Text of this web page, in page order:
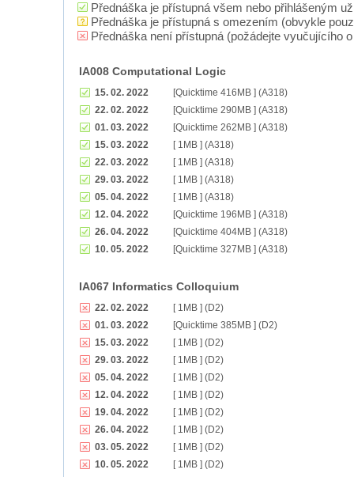
Přednáška je přístupná všem nebo přihlášeným
Přednáška je přístupná s omezením (obvykle
Přednáška není přístupná (požádejte vyučujícího
IA008 Computational Logic
15. 02. 2022
[Quicktime 416MB ] (A318)
22. 02. 2022
[Quicktime 290MB ] (A318)
01. 03. 2022
[Quicktime 262MB ] (A318)
15. 03. 2022
[ 1MB ] (A318)
22. 03. 2022
[ 1MB ] (A318)
29. 03. 2022
[ 1MB ] (A318)
05. 04. 2022
[ 1MB ] (A318)
12. 04. 2022
[Quicktime 196MB ] (A318)
26. 04. 2022
[Quicktime 404MB ] (A318)
10. 05. 2022
[Quicktime 327MB ] (A318)
IA067 Informatics Colloquium
22. 02. 2022
[ 1MB ] (D2)
01. 03. 2022
[Quicktime 385MB ] (D2)
15. 03. 2022
[ 1MB ] (D2)
29. 03. 2022
[ 1MB ] (D2)
05. 04. 2022
[ 1MB ] (D2)
12. 04. 2022
[ 1MB ] (D2)
19. 04. 2022
[ 1MB ] (D2)
26. 04. 2022
[ 1MB ] (D2)
03. 05. 2022
[ 1MB ] (D2)
10. 05. 2022
[ 1MB ] (D2)